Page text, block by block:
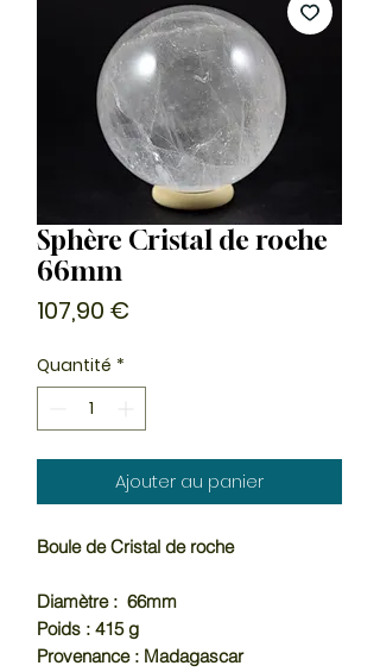
Sphère Cristal de roche
66mm
107,90 €
Quantité *
Ajouter au panier
Boule de Cristal de roche
Diamètre : 66mm
Poids : 415 g
Provenance : Madagascar